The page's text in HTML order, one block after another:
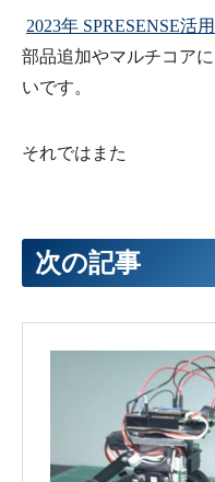
2023年 SPRESENSE活
部品追加やマルチコア
いです。
それではまた
次の記事